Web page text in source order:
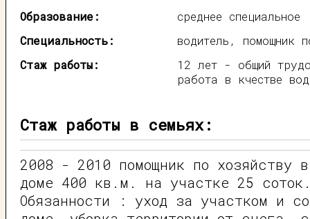
Образование:
среднее специальное
Специальность:
водитель, помощник
Стаж работы:
12 лет - общий
работа в кчестве
Стаж работы в семьях:
2008 - 2010 помощник по хозяйству в
доме 400 кв.м. на участке 25
Обязанности : уход за участком и